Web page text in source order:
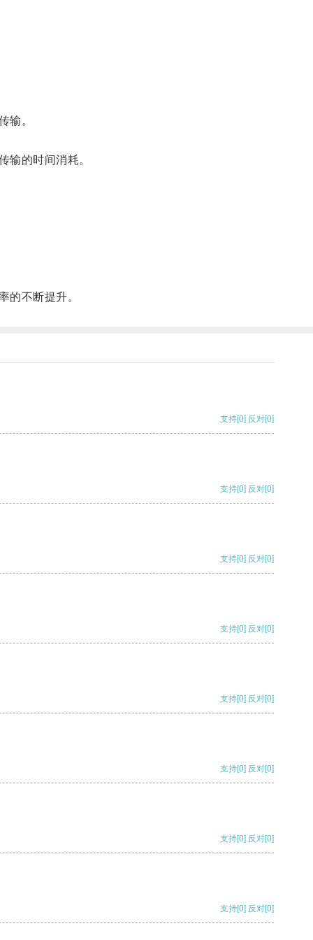
输。
的时间消耗。
不断提升。
支持[0] 反对[0]
支持[0] 反对[0]
支持[0] 反对[0]
支持[0] 反对[0]
支持[0] 反对[0]
支持[0] 反对[0]
支持[0] 反对[0]
支持[0] 反对[0]